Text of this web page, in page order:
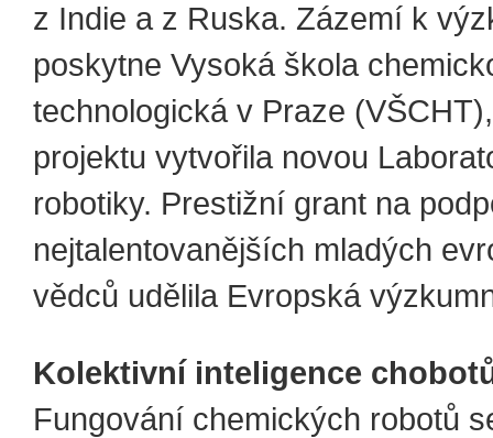
z Indie a z Ruska. Zázemí k
poskytne Vysoká škola
technologická v Praze
projektu vytvořila novou
robotiky. Prestižní grant na
nejtalentovanějších mladých
vědců udělila Evropská
Kolektivní inteligence
Fungování chemických robotů